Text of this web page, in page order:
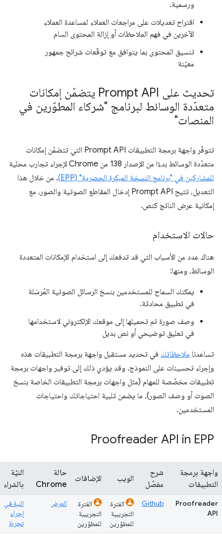
ورسمية.
اقتراح تعديلات على مراجعات العملاء لمساعدة العملاء
الآخرين في فهم الملاحظات أو إزالة المحتوى السام
تنسيق المحتوى بما يتوافق مع توقّعات شرائح جمهور
معيّنة
تحديث على Prompt API يتضمّن إمكانات
متعدّدة الوسائط لبرنامج "شركاء المطوّرين في
المنصات"
تتوفّر واجهة برمجة التطبيقات Prompt API التي تتضمّن إمكانات
متعدّدة الوسائط بدءًا من الإصدار 138 من Chrome لإجراء تجارب محلية
للمشاركين في "برنامج النسخة المبكرة الحصرية" (EPP)
. من خلال هذا
التعديل، تتيح Prompt API إدخال المقاطع الصوتية والصور، مع
إمكانية عرض الناتج كنص.
حالات الاستخدام
هناك عدد من الأسباب التي قد تدفعك إلى استخدام الإمكانات المتعددة
الوسائط، ومنها:
يمكنك السماح للمستخدمين بنسخ الرسائل الصوتية المُرسَلة
في تطبيق محادثة.
وصف صورة تم تحميلها إلى موقعك الإلكتروني لاستخدامها
في تعليق توضيحي أو نص بديل
تساعدنا ملاحظاتك في تحديد مستقبل واجهة برمجة التطبيقات هذه
وإجراء تحسينات على النموذج. وقد يؤدي ذلك إلى توفير واجهات برمجة
تطبيقات مخصّصة للمهام (مثل واجهات برمجة التطبيقات الخاصة بنسخ
الصوت أو وصف الصور)، ما يضمن تلبية احتياجاتك واحتياجات
المستخدمين.
Proofreader API in EPP
واجهة برمجة
التطبيقات
شرح
مفصّل
الويب الإضافات
حالة
Chrome
النيّة
بالشراء
Proofreader
API
Github
الفترة
التجريبية
للمطوّرين
الفترة
التجريبية
للمطوّرين
العرض
النية في
إجراء
تجربة